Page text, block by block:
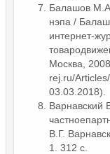
Балашов
нэпа /
интернет-
Москва,
rej.ru/
03.03.2018).
Варнавский
В.Г.
1. 312 с.